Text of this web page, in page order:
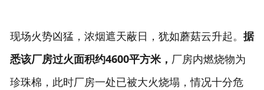
现场火势凶猛，浓烟遮天蔽日，犹如蘑菇云升起。 据
悉该厂房过火面积约4600平方米， 厂房内燃烧物为
珍珠棉，此时厂房一处已被大火烧塌，情况十分危